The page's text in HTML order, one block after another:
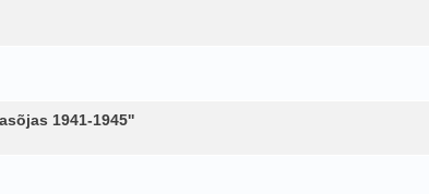
1941-1945''